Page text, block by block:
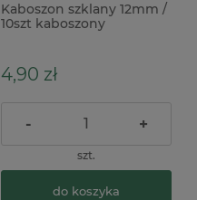
Kaboszon szklany 12mm /
10szt kaboszony
4,90 zł
- +
szt.
do koszyka